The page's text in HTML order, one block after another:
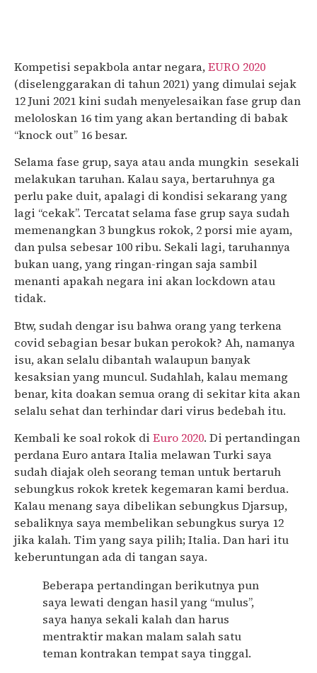
Kompetisi sepakbola antar negara,EURO 2020
(diselenggarakan di tahun 2021) yang dimulai sejak
12 Juni 2021 kini sudah menyelesaikan fase grup dan
meloloskan 16 tim yang akan bertanding di babak
“knock out” 16 besar.
Selama fase grup, saya atau anda mungkin sesekali
melakukan taruhan. Kalau saya, bertaruhnya ga
perlu pake duit, apalagi di kondisi sekarang yang
lagi “cekak”. Tercatat selama fase grup saya sudah
memenangkan 3 bungkus rokok, 2 porsi mie ayam,
dan pulsa sebesar 100 ribu. Sekali lagi, taruhannya
bukan uang, yang ringan-ringan saja sambil
menanti apakah negara ini akan lockdown atau
tidak.
Btw, sudah dengar isu bahwa orang yang terkena
covid sebagian besar bukan perokok? Ah, namanya
isu, akan selalu dibantah walaupun banyak
kesaksian yang muncul. Sudahlah, kalau memang
benar, kita doakan semua orang di sekitar kita akan
selalu sehat dan terhindar dari virus bedebah itu.
Kembali ke soal rokok di Euro 2020. Di pertandingan
perdana Euro antara Italia melawan Turki saya
sudah diajak oleh seorang teman untuk bertaruh
sebungkus rokok kretek kegemaran kami berdua.
Kalau menang saya dibelikan sebungkus Djarsup,
sebaliknya saya membelikan sebungkus surya 12
jika kalah. Tim yang saya pilih; Italia. Dan hari itu
keberuntungan ada di tangan saya.
Beberapa pertandingan berikutnya pun
saya lewati dengan hasil yang “mulus”,
saya hanya sekali kalah dan harus
mentraktir makan malam salah satu
teman kontrakan tempat saya tinggal.